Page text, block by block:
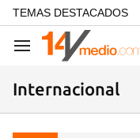
common.go-to-content
TEMAS DESTACADOS
Navegación
Internacional